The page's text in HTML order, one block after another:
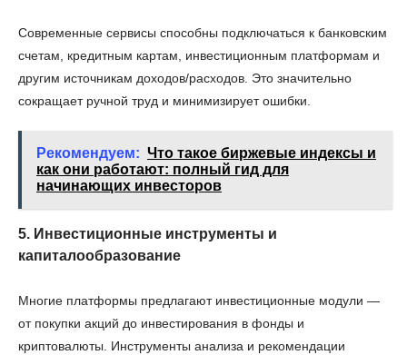
Современные сервисы способны подключаться к банковским
счетам, кредитным картам, инвестиционным платформам и
другим источникам доходов/расходов. Это значительно
сокращает ручной труд и минимизирует ошибки.
Рекомендуем: Что такое биржевые индексы и
как они работают: полный гид для
начинающих инвесторов
5. Инвестиционные инструменты и
капиталообразование
Многие платформы предлагают инвестиционные модули —
от покупки акций до инвестирования в фонды и
криптовалюты. Инструменты анализа и рекомендации